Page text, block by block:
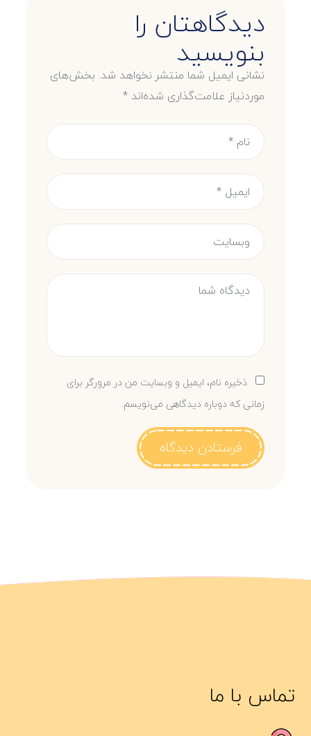
دیدگاهتان را
بنویسید
نشانی ایمیل شما منتشر نخواهد شد. بخش‌های
موردنیاز علامت‌گذاری شده‌اند*
ذخیره نام، ایمیل و وبسایت من در مرورگر برای
زمانی که دوباره دیدگاهی می‌نویسم.
تماس با ما